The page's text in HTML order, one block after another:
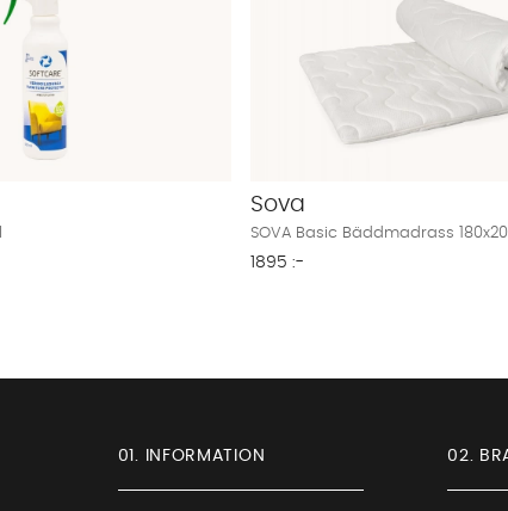
Sova
SOVA Basic Bäddmadrass
1895 :-
01. INFORMATION 02.